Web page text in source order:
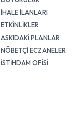
İHALE İLANLARI
ETKİNLİKLER
ASKIDAKİ PLANLAR
NÖBETÇİ ECZANELER
İSTİHDAM OFİSİ